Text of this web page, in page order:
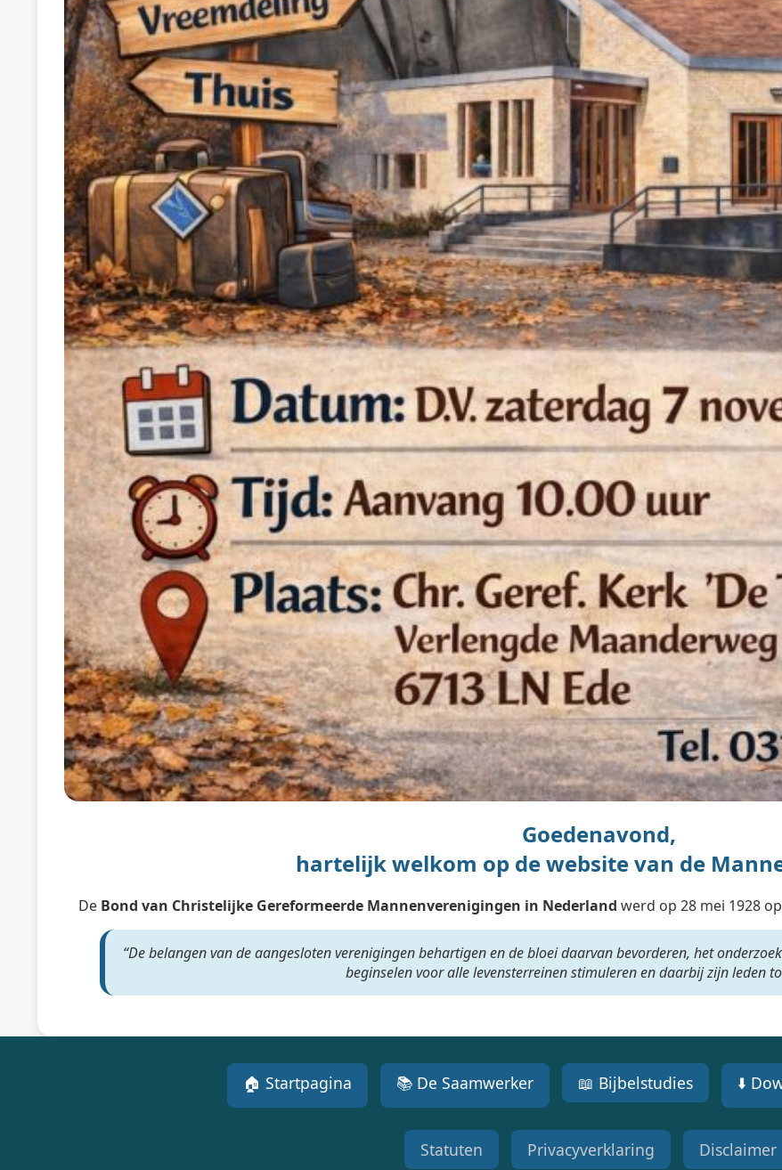
Goedenavond,
hartelijk welkom op de website van de
De Bond van Christelijke Gereformeerde Mannenverenigingen in Nederland werd op 28 mei 1928
“De belangen van de aangesloten verenigingen behartigen en de bloei daarvan bevorderen, het
beginselen voor alle levensterreinen stimuleren en daarbij zijn leden
🏠 Startpagina 📚 De Saamwerker 📖 Bijbelstudies ⬇️
Statuten Privacyverklaring Disclaimer